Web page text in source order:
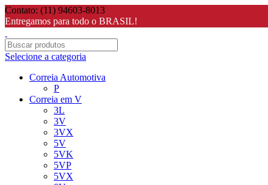
Contato: (11) 94603-8013
Entregamos para todo o BRASIL!
Selecione a categoria
Correia Automotiva
P
Correia em V
3L
3V
3VX
5V
5VK
5VP
5VX